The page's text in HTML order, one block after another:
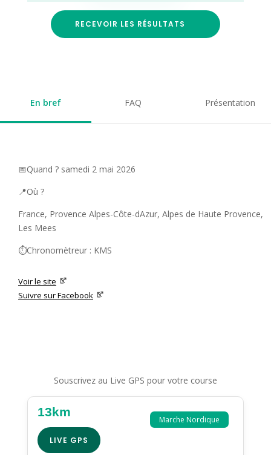
RECEVOIR LES RÉSULTATS
En bref FAQ Présentation
📅Quand ? samedi 2 mai 2026
📍Où ?
France, Provence Alpes-Côte-dAzur, Alpes de Haute Provence,
Les Mees
⏱️Chronomètreur : KMS
Voir le site
Suivre sur Facebook
Souscrivez au Live GPS pour votre course
Marche Nordique
13km
LIVE GPS